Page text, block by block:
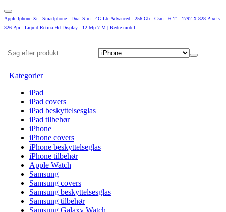
Apple Iphone Xr - Smartphone - Dual-Sim - 4G Lte Advanced - 256 Gb - Gsm - 6.1" - 1792 X 828 Pixels
326 Ppi - Liquid Retina Hd Display - 12 Mp 7 M | Bedre mobil
Kategorier
iPad
iPad covers
iPad beskyttelsesglas
iPad tilbehør
iPhone
iPhone covers
iPhone beskyttelseglas
iPhone tilbehør
Apple Watch
Samsung
Samsung covers
Samsung beskyttelsesglas
Samsung tilbehør
Samsung Galaxy Watch